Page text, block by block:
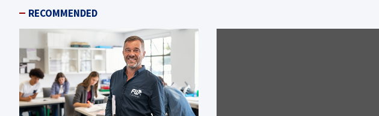
RECOMMENDED